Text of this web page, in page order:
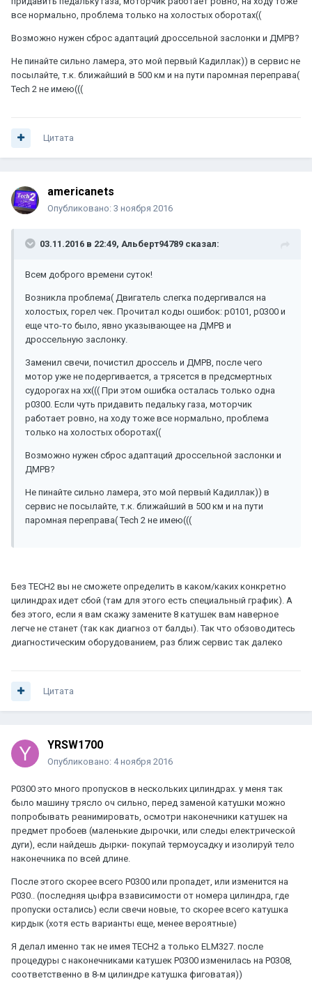
все нормально, проблема только на холостых оборотах((
Возможно нужен сброс адаптаций дроссельной заслонки и ДМРВ?
Не пинайте сильно ламера, это мой первый Кадиллак)) в сервис не
посылайте, т.к. ближайший в 500 км и на пути паромная переправа(
Tech 2 не имею(((
Цитата
americanets
Опубликовано: 3 ноября 2016
03.11.2016 в 22:49, Альберт94789 сказал:
Всем доброго времени суток!
Возникла проблема( Двигатель слегка подергивался на
холостых, горел чек. Прочитал коды ошибок: p0101, p0300 и
еще что-то было, явно указывающее на ДМРВ и
дроссельную заслонку.
Заменил свечи, почистил дроссель и ДМРВ, после чего
мотор уже не подергивается, а трясется в предсмертных
судорогах на хх((( При этом ошибка осталась только одна
p0300. Если чуть придавить педальку газа, моторчик
работает ровно, на ходу тоже все нормально, проблема
только на холостых оборотах((
Возможно нужен сброс адаптаций дроссельной заслонки и
ДМРВ?
Не пинайте сильно ламера, это мой первый Кадиллак)) в
сервис не посылайте, т.к. ближайший в 500 км и на пути
паромная переправа( Tech 2 не имею(((
Без TECH2 вы не сможете определить в каком/каких конкретно
цилиндрах идет сбой (там для этого есть специальный график). А
без этого, если я вам скажу замените 8 катушек вам наверное
легче не станет (так как диагноз от балды). Так что обзоводитесь
диагностическим оборудованием, раз ближ сервис так далеко
Цитата
YRSW1700
Опубликовано: 4 ноября 2016
P0300 это много пропусков в нескольких цилиндрах. у меня так
было машину трясло оч сильно, перед заменой катушки можно
попробывать реанимировать, осмотри наконечники катушек на
предмет пробоев (маленькие дырочки, или следы електрической
дуги), если найдешь дырки- покупай термоусадку и изолируй тело
наконечника по всей длине.
После этого скорее всего P0300 или пропадет, или изменится на
P030.. (последняя цыфра взависимости от номера цилиндра, где
пропуски остались) если свечи новые, то скорее всего катушка
кирдык (хотя есть варианты еще, менее вероятные)
Я делал именно так не имея ТЕСН2 а только ELM327. после
процедуры с наконечниками катушек Р0300 изменилась на Р0308,
соответственно в 8-м цилиндре катушка фиговатая))